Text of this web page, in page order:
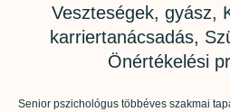
Veszteségek, gyász,
karriertanácsadás,
Önértékelési
Senior pszichológus többéves szakmai